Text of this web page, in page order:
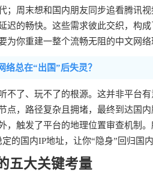
；周末想和国内朋友同步追看腾讯
迟的畅快。这些需求彼此交织，构
为你重建一整个流畅无阻的中文网络
络总在“出国”后失灵？
不了、玩不了的根源。这并非平台
点，路径复杂且拥堵，最终到达国
，触发了平台的地理位置审查机制
的国内IP地址，让你“隐身”回归国内
五大关键考量